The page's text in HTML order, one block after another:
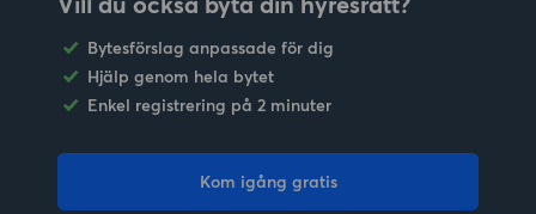
Bytesförslag anpassade för dig
Hjälp genom hela bytet
Enkel registrering på 2 minuter
Kom igång gratis